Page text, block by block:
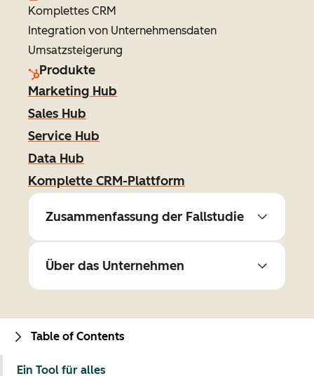
Komplettes CRM
Integration von Unternehmensdaten
Umsatzsteigerung
Produkte
Marketing Hub
Sales Hub
Service Hub
Data Hub
Komplette CRM-Plattform
Zusammenfassung der Fallstudie
Über das Unternehmen
Table of Contents
Ein Tool für alles